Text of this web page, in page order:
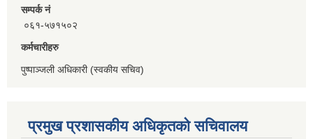
सम्पर्क नं
०६१-५७१५०२
कर्मचारीहरु
पुष्पाञ्जली अधिकारी (स्वकीय सचिव)
प्रमुख प्रशासकीय अधिकृतको सचिवालय